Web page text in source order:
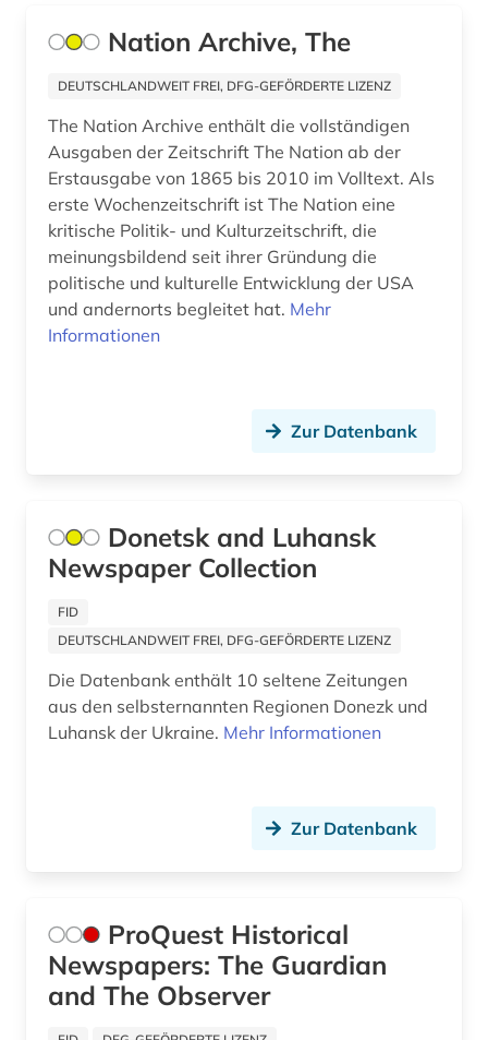
kanada (5)
karibik (2)
karibik und latino studies (1)
karte (2)
katalog (4)
katholische kirche (2)
klagenfurt (1)
koblenz (1)
kroatien (1)
kärnten (1)
köln (2)
Nation Archive, The
DEUTSCHLANDWEIT FREI, DFG-GEFÖRDERTE LIZENZ
The Nation Archive enthält die vollständigen
Ausgaben der Zeitschrift The Nation ab der
Erstausgabe von 1865 bis 2010 im Volltext. Als
erste Wochenzeitschrift ist The Nation eine
kritische Politik- und Kulturzeitschrift, die
meinungsbildend seit ihrer Gründung die
politische und kulturelle Entwicklung der USA
und andernorts begleitet hat. Mehr
Informationen
Zur Datenbank
Donetsk and Luhansk
Newspaper Collection
FID
DEUTSCHLANDWEIT FREI, DFG-GEFÖRDERTE LIZENZ
Die Datenbank enthält 10 seltene Zeitungen
aus den selbsternannten Regionen Donezk und
Luhansk der Ukraine. Mehr Informationen
Zur Datenbank
ProQuest Historical
Newspapers: The Guardian
and The Observer